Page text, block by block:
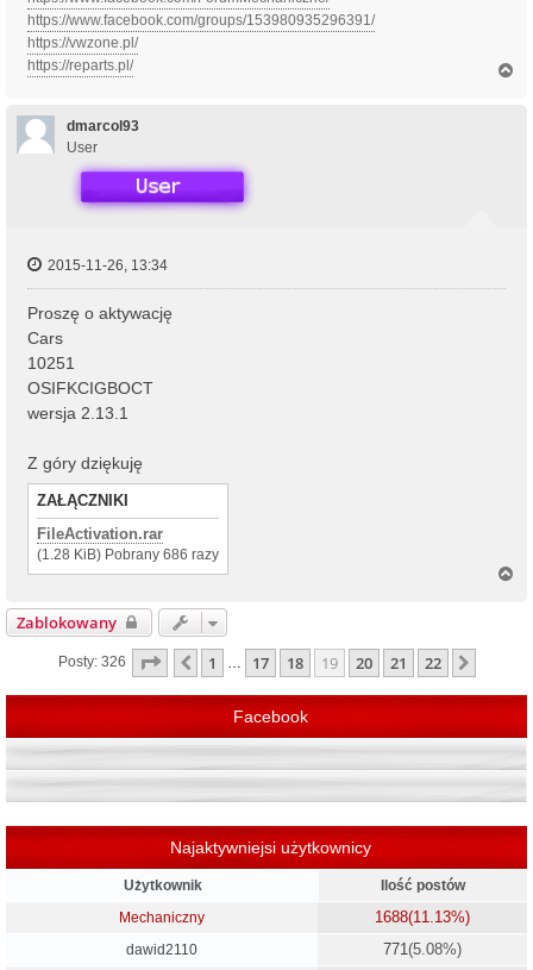
https://www.facebook.com/groups/153980935296391/
https://vwzone.pl/
https://reparts.pl/
dmarcol93
User
2015-11-26, 13:34
Proszę o aktywację
Cars
10251
OSIFKCIGBOCT
wersja 2.13.1
Z góry dziękuję
ZAŁĄCZNIKI
FileActivation.rar
(1.28 KiB) Pobrany 686 razy
Zablokowany
Posty: 326 Strona 22
Poprzednia
1 17 18 19 20 21 22
Facebook
Najaktywniejsi użytkownicy
Użytkownik
Ilość postów
Mechaniczny
1688(11.13%)
dawid2110 771(5.08%)